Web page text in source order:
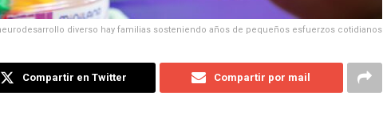
diverso hay familias sosteniendo años de pequeños esfuerzos cotidianos
Compartir en Twitter Compartir por mail